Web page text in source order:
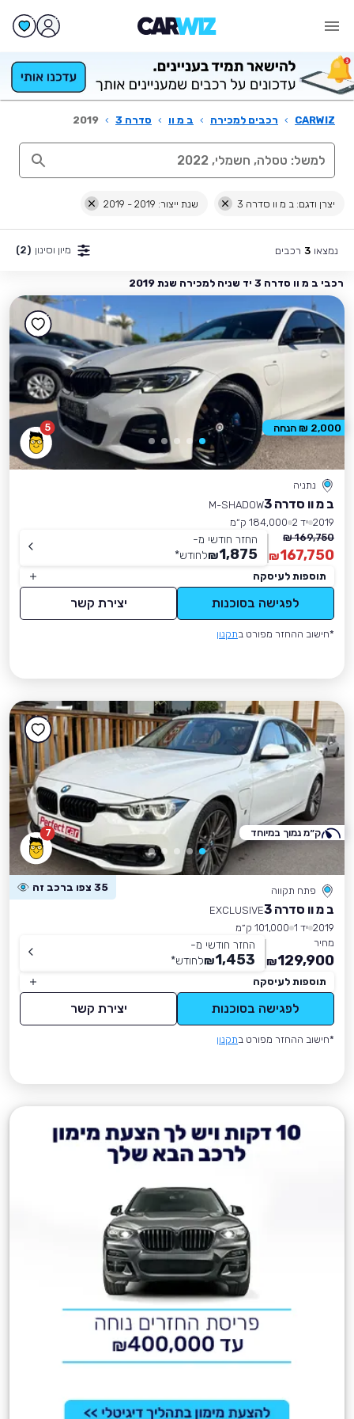
CARWIZ
› רכבים למכירה › ב מ וו › סדרה 3 ›
2019
יצרן ודגם: ב מ וו סדרה 3 שנת ייצור: 2019 - 2019
נמצאו 3 רכבים מיון וסינון (2)
רכבי ב מ וו סדרה 3 יד שניה למכירה שנת 2019
5
נתניה
ב מ וו סדרה 3
M-SHADOW
2019 יד 2
184,000 ק״מ
169,750 ₪
167,750
₪
החזר חודשי מ-
1,875
₪לחודש*
תוספות לעיסקה
לפגישה בסוכנות יצירת קשר
*חישוב ההחזר מפורט בתקנון
2,000 ₪ הנחה
7
פתח תקווה 35 צפו ברכב זה
ב מ וו סדרה 3
EXCLUSIVE
2019 יד 1
101,000 ק״מ
מחיר
129,900
₪
החזר חודשי מ-
1,453
₪לחודש*
תוספות לעיסקה
לפגישה בסוכנות יצירת קשר
*חישוב ההחזר מפורט בתקנון
ק״מ נמוך במיוחד